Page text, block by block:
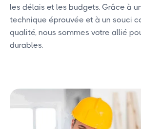
les délais et les budgets. Grâce à
technique éprouvée et à un souci
qualité, nous sommes votre allié
durables.